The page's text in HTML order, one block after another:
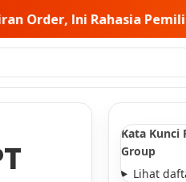
di Baliknya • PT
Kata Kunci
Group
Lihat